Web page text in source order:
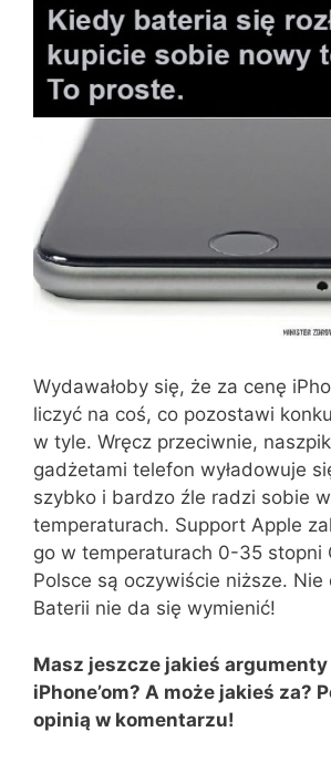
Wydawałoby się, że za cenę
liczyć na coś, co pozostawi
w tyle. Wręcz przeciwnie,
gadżetami telefon wyładowuje
szybko i bardzo źle radzi sobie
temperaturach. Support Apple
go w temperaturach 0-35 stopni
Polsce są oczywiście niższe. Nie
Baterii nie da się wymienić!
Masz jeszcze jakieś
iPhone’om? A może jakieś za?
opinią w komentarzu!